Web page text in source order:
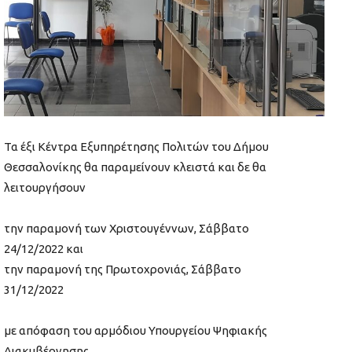
Τα έξι Κέντρα Εξυπηρέτησης Πολιτών του Δήμου
Θεσσαλονίκης θα παραμείνουν κλειστά και δε θα
λειτουργήσουν
την παραμονή των Χριστουγέννων, Σάββατο
24/12/2022 και
την παραμονή της Πρωτοχρονιάς, Σάββατο
31/12/2022
με απόφαση του αρμόδιου Υπουργείου Ψηφιακής